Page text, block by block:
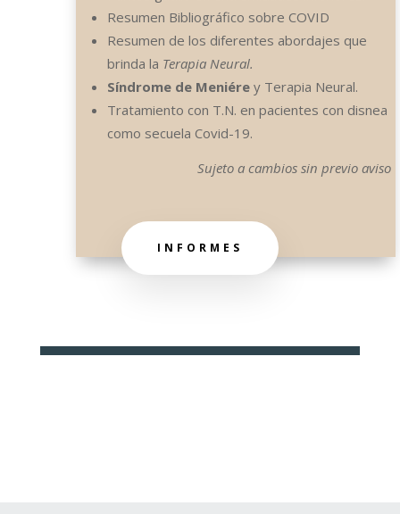
Resumen Bibliográfico sobre COVID
Resumen de los diferentes abordajes que
brinda la Terapia Neural.
Síndrome de Meniérey Terapia Neural.
Tratamiento con T.N. en pacientes con disnea
como secuela Covid-19.
Sujeto a cambios sin previo aviso
INFORMES